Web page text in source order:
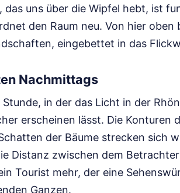
das uns über die Wipfel hebt, ist
den Raum neu. Von hier
eingebettet in das
Nachmittags
in der das Licht in der
erscheinen lässt. Die Konturen
der Bäume strecken sich
Distanz zwischen dem
Tourist mehr, der eine
Ganzen.